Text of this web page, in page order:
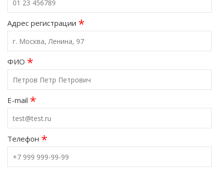
Адрес регистрации *
ФИО *
E-mail *
Телефон *